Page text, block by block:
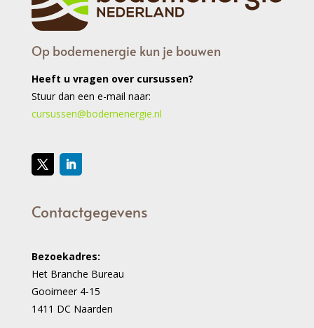
Op bodemenergie kun je bouwen
Heeft u vragen over cursussen?
Stuur dan een e-mail naar:
cursussen@bodemenergie.nl
Contactgegevens
Bezoekadres:
Het Branche Bureau
Gooimeer 4-15
1411 DC Naarden